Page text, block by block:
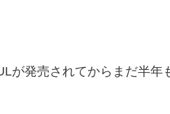
が発売されてからまだ半年